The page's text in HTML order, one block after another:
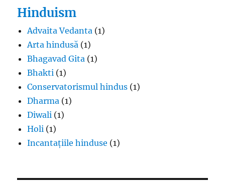
Hinduism
Advaita Vedanta (1)
Arta hindusă (1)
Bhagavad Gita (1)
Bhakti (1)
Conservatorismul hindus (1)
Dharma (1)
Diwali (1)
Holi (1)
Incantațiile hinduse (1)